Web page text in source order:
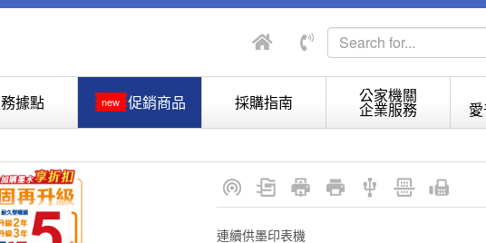
據點 new 促銷商品 採購指南 公家機關
企業服務
連續供墨印表機